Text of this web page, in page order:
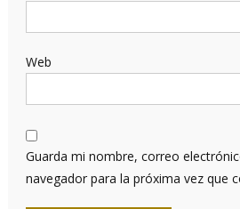
Web
Guarda mi nombre, correo
navegador para la próxima vez que